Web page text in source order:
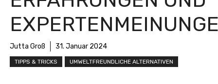
Jutta Groß 31. Januar 2024
TIPPS & TRICKS UMWELTFREUNDLICHE ALTERNATIVEN